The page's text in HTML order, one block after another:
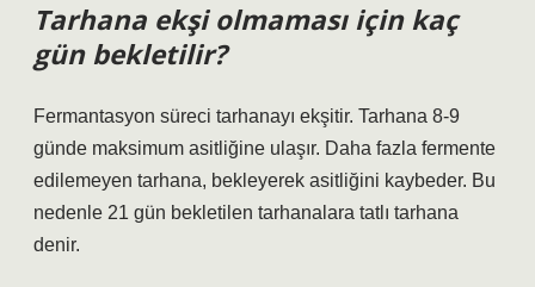
Tarhana ekşi olmaması için kaç
gün bekletilir?
Fermantasyon süreci tarhanayı ekşitir. Tarhana 8-9
günde maksimum asitliğine ulaşır. Daha fazla fermente
edilemeyen tarhana, bekleyerek asitliğini kaybeder. Bu
nedenle 21 gün bekletilen tarhanalara tatlı tarhana
denir.